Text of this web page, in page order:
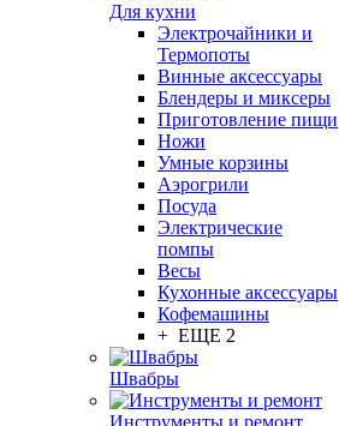
Для кухни
Электрочайники и
Термопоты
Винные аксессуары
Блендеры и миксеры
Приготовление пищи
Ножи
Умные корзины
Аэрогрили
Посуда
Электрические
помпы
Весы
Кухонные аксессуары
Кофемашины
+ ЕЩЕ 2
Швабры
Инструменты и ремонт